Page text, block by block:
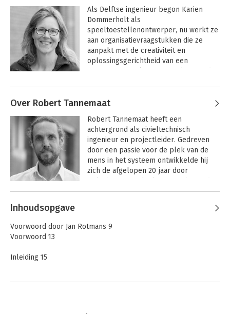
Als elke stem telt
Bekijk alle boeken
Als Delftse ingenieur begon Karien
Dommerholt als
speeltoestellenontwerper, nu werkt ze
aan organisatievraagstukken die ze
aanpakt met de creativiteit en
oplossingsgerichtheid van een
toekomstbestendig onderwijs. Een
manager in het hoger onderwijs veel
ervaring mee heeft.
Karien vormt samen met Robert
Tannemaat en Adrian Roest het
organisatieadviesbureau
Dommerholt
Als elke stem telt
Over Robert Tannemaat
Robert Tannemaat heeft een
achtergrond als civieltechnisch
ingenieur en projectleider. Gedreven
door een passie voor de plek van de
mens in het systeem ontwikkelde hij
zich de afgelopen 20 jaar door
tot trainer en coach.
Dommerholt en Adrian Roest het
Andere boeken door Robert
Tannemaat
Inhoudsopgave
Voorwoord door Jan Rotmans 9
Voorwoord 13
Inleiding 15